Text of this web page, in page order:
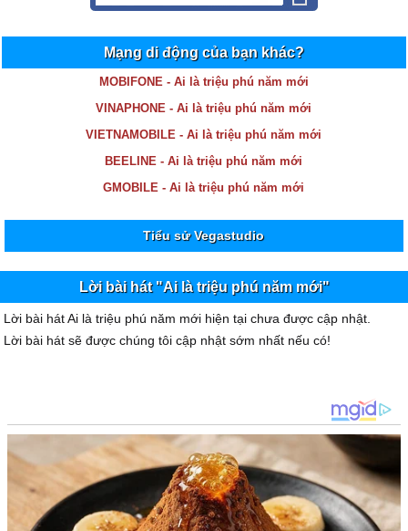
Mạng di động của bạn khác?
MOBIFONE - Ai là triệu phú năm mới
VINAPHONE - Ai là triệu phú năm mới
VIETNAMOBILE - Ai là triệu phú năm mới
BEELINE - Ai là triệu phú năm mới
GMOBILE - Ai là triệu phú năm mới
Tiểu sử Vegastudio
Lời bài hát "Ai là triệu phú năm mới"
Lời bài hát Ai là triệu phú năm mới hiện tại chưa được cập nhật.
Lời bài hát sẽ được chúng tôi cập nhật sớm nhất nếu có!